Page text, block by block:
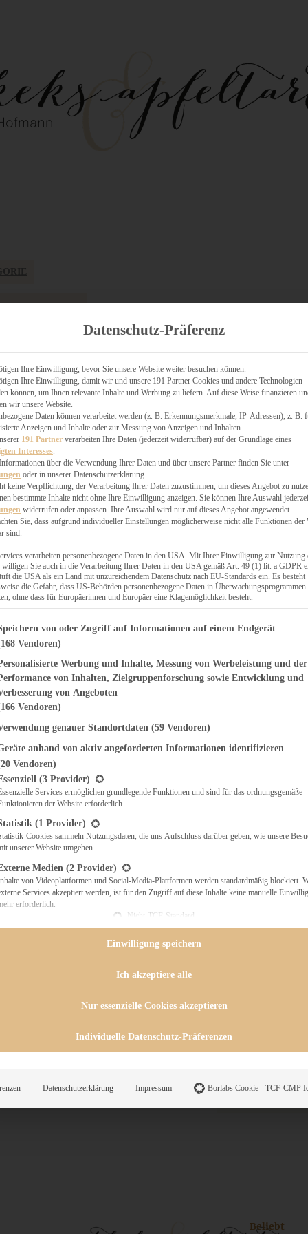
KÄSEKUCHEN
& QUICHES
Beliebt
Datenschutz-Präferenz
Ihre Einwilligung, bevor Sie unsere Website weiter besuchen können.
Ihre Einwilligung, damit wir und unsere 191 Partner Cookies und andere Technologien
können, um Ihnen relevante Inhalte und Werbung zu liefern. Auf diese Weise finanzieren
wir unsere Website.
Daten können verarbeitet werden (z. B. Erkennungsmerkmale, IP-Adressen), z. B.
Anzeigen und Inhalte oder zur Messung von Anzeigen und Inhalten.
191 Partner verarbeiten Ihre Daten (jederzeit widerrufbar) auf der Grundlage eines
Interesses.
über die Verwendung Ihrer Daten und über unsere Partner finden Sie unter
oder in unserer Datenschutzerklärung.
keine Verpflichtung, der Verarbeitung Ihrer Daten zuzustimmen, um dieses Angebot zu
bestimmte Inhalte nicht ohne Ihre Einwilligung anzeigen. Sie können Ihre Auswahl
widerrufen oder anpassen. Ihre Auswahl wird nur auf dieses Angebot angewendet.
Sie, dass aufgrund individueller Einstellungen möglicherweise nicht alle Funktionen der
sind.
verarbeiten personenbezogene Daten in den USA. Mit Ihrer Einwilligung zur Nutzung
willigen Sie auch in die Verarbeitung Ihrer Daten in den USA gemäß Art. 49 (1) lit. a GDPR
die USA als ein Land mit unzureichendem Datenschutz nach EU-Standards ein. Es besteht
die Gefahr, dass US-Behörden personenbezogene Daten in Überwachungsprogrammen
ohne dass für Europäerinnen und Europäer eine Klagemöglichkeit besteht.
finden Sie eine Liste der Zwecke des IAB Transparency and
von oder Zugriff auf Informationen auf einem Endgerät
Vendoren)
Werbung und Inhalte, Messung von Werbeleistung und der
von Inhalten, Zielgruppenforschung sowie Entwicklung und
von Angeboten
Vendoren)
genauer Standortdaten (59 Vendoren)
anhand von aktiv angeforderten Informationen identifizieren
Vendoren)
eine Liste der Service-Gruppen, für die eine Einwilligung erteilt werden
(3 Provider)
Services ermöglichen grundlegende Funktionen und sind für das ordnungsgemäße
der Website erforderlich.
(1 Provider)
Cookies sammeln Nutzungsdaten, die uns Aufschluss darüber geben, wie unsere
unserer Website umgehen.
Medien (2 Provider)
von Videoplattformen und Social-Media-Plattformen werden standardmäßig blockiert.
Services akzeptiert werden, ist für den Zugriff auf diese Inhalte keine manuelle
erforderlich.
Nicht-TCF-Standard
Einwilligung speichern
Ich akzeptiere alle
Nur essenzielle Cookies akzeptieren
Individuelle Datenschutz-Präferenzen
Datenschutzerklärung Impressum Borlabs Cookie - TCF-CMP